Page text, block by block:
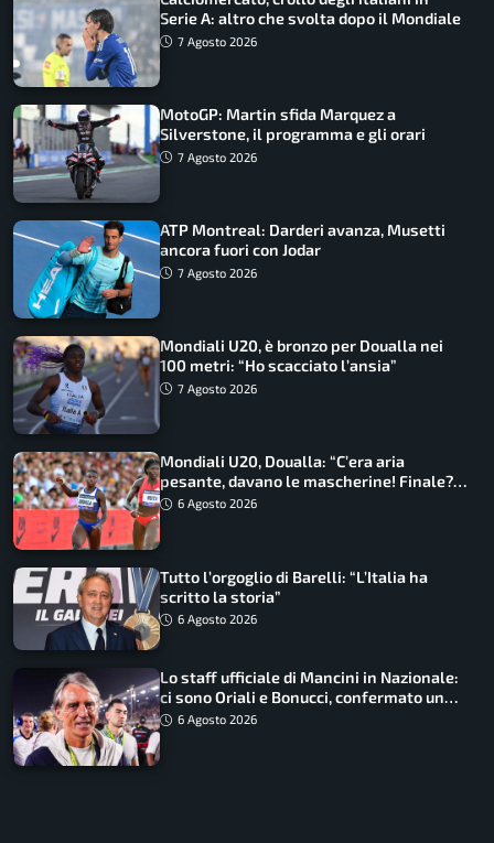
Serie A: altro che svolta dopo il Mondiale
7 Agosto 2026
MotoGP: Martin sfida Marquez a
Silverstone, il programma e gli orari
7 Agosto 2026
ATP Montreal: Darderi avanza, Musetti
ancora fuori con Jodar
7 Agosto 2026
Mondiali U20, è bronzo per Doualla nei
100 metri: “Ho scacciato l’ansia”
7 Agosto 2026
Mondiali U20, Doualla: “C’era aria
pesante, davano le mascherine! Finale?
Non ho nulla da perdere”
6 Agosto 2026
Tutto l’orgoglio di Barelli: “L’Italia ha
scritto la storia”
6 Agosto 2026
Lo staff ufficiale di Mancini in Nazionale:
ci sono Oriali e Bonucci, confermato un
ritorno
6 Agosto 2026